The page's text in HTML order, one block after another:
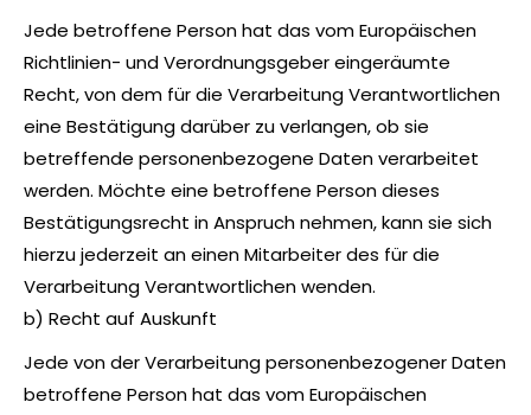
Jede betroffene Person hat das vom Europäischen
Richtlinien- und Verordnungsgeber eingeräumte
Recht, von dem für die Verarbeitung Verantwortlichen
eine Bestätigung darüber zu verlangen, ob sie
betreffende personenbezogene Daten verarbeitet
werden. Möchte eine betroffene Person dieses
Bestätigungsrecht in Anspruch nehmen, kann sie sich
hierzu jederzeit an einen Mitarbeiter des für die
Verarbeitung Verantwortlichen wenden.
b) Recht auf Auskunft
Jede von der Verarbeitung personenbezogener Daten
betroffene Person hat das vom Europäischen